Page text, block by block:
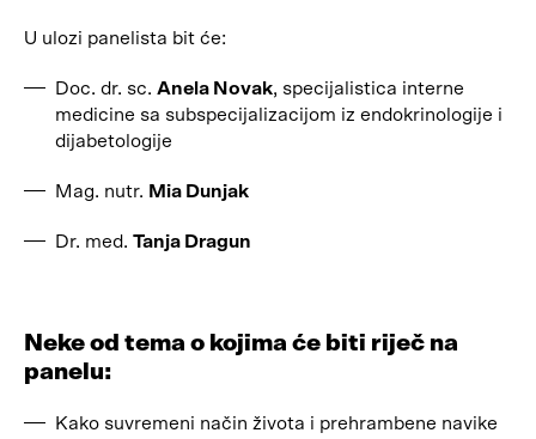
U ulozi panelista bit će:
Doc. dr. sc. Anela Novak, specijalistica interne
medicine sa subspecijalizacijom iz endokrinologije i
dijabetologije
Mag. nutr. Mia Dunjak
Dr. med. Tanja Dragun
Neke od tema o kojima će biti riječ na
panelu:
Kako suvremeni način života i prehrambene navike